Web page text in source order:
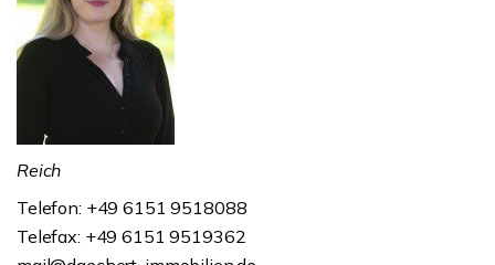
Reich
Telefon: +49 6151 9518088
Telefax: +49 6151 9519362